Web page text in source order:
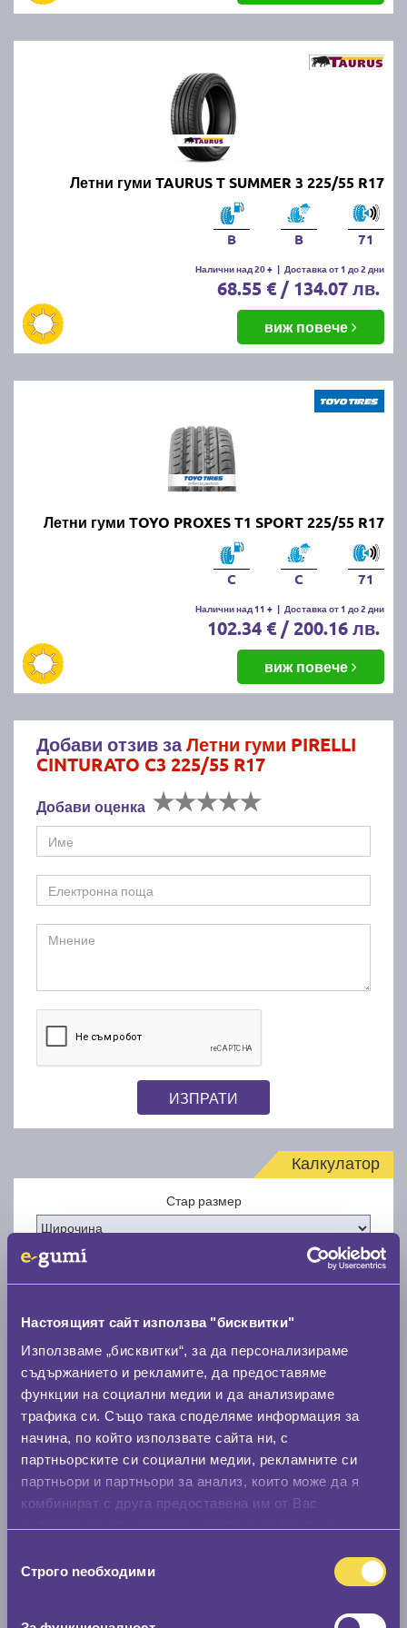
Настоящият сайт използва "бисквитки"
Използваме „бисквитки“, за да персонализираме
съдържанието и рекламите, да предоставяме
функции на социални медии и да анализираме
трафика си. Също така споделяме информация за
начина, по който използвате сайта ни, с
партньорските си социални медии, рекламните си
партньори и партньори за анализ, които може да я
комбинират с друга предоставена им от Вас
наСтрого nеобходими
Летни гуми TAURUS T SUMMER 3 225/55 R17
B B 71
Налични над 20 + | Доставка от 1 до 2 дни
68.55 € / 134.07 лв.
виж повече
Летни гуми TOYO PROXES T1 SPORT 225/55 R17
C C 71
Налични над 11 + | Доставка от 1 до 2 дни
102.34 € / 200.16 лв.
виж повече
Добави отзив заЛетни гуми PIRELLI
CINTURATO C3 225/55 R17
Добави оценка
ИЗПРАТИ
Калкулатор
Стар размер
Нов размер
Стар размер
0 мм.